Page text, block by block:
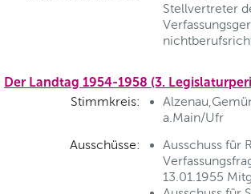
Stellvertreter
Der Landtag 1954-1958 (3.
Stimmkreis:
a.Main/Ufr
Ausschüsse:
Ausschuss für
13.01.1955